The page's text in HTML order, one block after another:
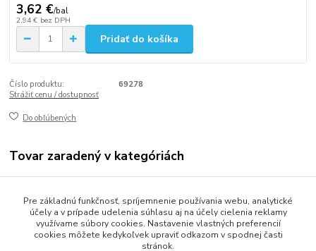
3,62 €/bal
2,94 € bez DPH
Pridať do košíka
Číslo produktu:
69278
Strážiť cenu / dostupnosť
Do obľúbených
Tovar zaradený v kategóriách
Gastro balenie
Fólie a odvinovače
Pre základnú funkčnosť, spríjemnenie používania webu, analytické
účely a v prípade udelenia súhlasu aj na účely cielenia reklamy
využívame súbory cookies. Nastavenie vlastných preferencií
cookies môžete kedykoľvek upraviť odkazom v spodnej časti
stránok.